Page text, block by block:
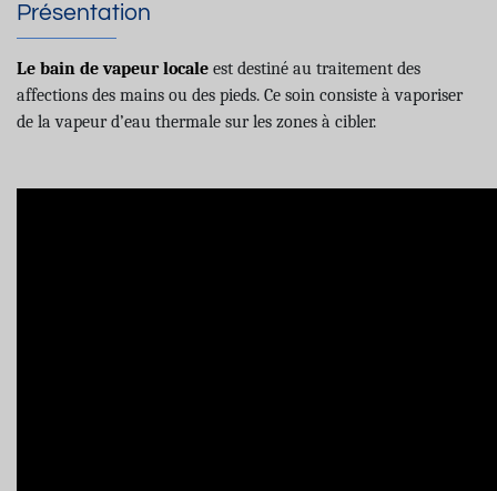
Présentation
Le bain de vapeur locale est destiné au traitement des
affections des mains ou des pieds. Ce soin consiste à vaporiser
de la vapeur d’eau thermale sur les zones à cibler.